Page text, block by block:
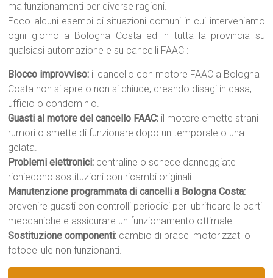
malfunzionamenti per diverse ragioni.
Ecco alcuni esempi di situazioni comuni in cui interveniamo
ogni giorno a Bologna Costa ed in tutta la provincia su
qualsiasi automazione e su cancelli FAAC :
Blocco improvviso: il cancello con motore FAAC a Bologna
Costa non si apre o non si chiude, creando disagi in casa,
ufficio o condominio.
Guasti al motore del cancello FAAC: il motore emette strani
rumori o smette di funzionare dopo un temporale o una
gelata.
Problemi elettronici: centraline o schede danneggiate
richiedono sostituzioni con ricambi originali.
Manutenzione programmata di cancelli a Bologna Costa:
prevenire guasti con controlli periodici per lubrificare le parti
meccaniche e assicurare un funzionamento ottimale.
Sostituzione componenti: cambio di bracci motorizzati o
fotocellule non funzionanti.